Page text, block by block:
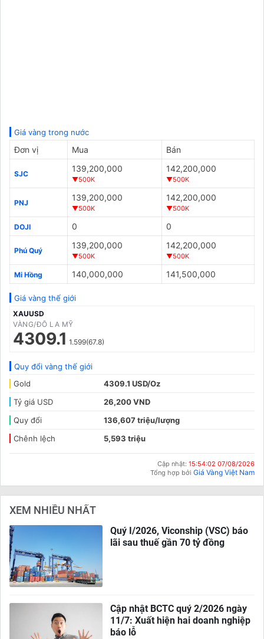
Giá vàng trong nước
Đơn vị Mua Bán
SJC
139,200,000
▼500K
142,200,000
▼500K
PNJ
139,200,000
▼500K
142,200,000
▼500K
DOJI 0 0
Phú Quý
139,200,000
▼500K
142,200,000
▼500K
Mi Hồng 140,000,000 141,500,000
Giá vàng thế giới
XAUUSD
VÀNG/ĐÔ LA MỸ
4309.1 1.599(67.8)
Quy đổi vàng thế giới
Gold
4309.1 USD/Oz
Tỷ giá USD
26,200 VND
Quy đổi
136,607 triệu/lượng
Chênh lệch
5,593 triệu
Cập nhật: 15:54:02 07/08/2026
Tổng hợp bởi Giá Vàng Việt Nam
XEM NHIỀU NHẤT
Quý I/2026, Viconship (VSC) báo
lãi sau thuế gần 70 tỷ đồng
Cập nhật BCTC quý 2/2026 ngày
11/7: Xuất hiện hai doanh nghiệp
báo lỗ